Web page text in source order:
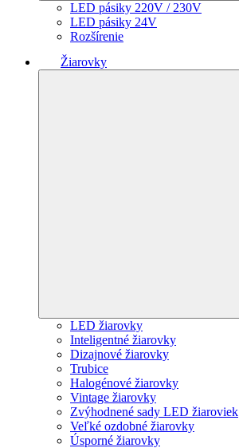
LED pásiky 220V / 230V
LED pásiky 24V
Rozšírenie
Žiarovky
LED žiarovky
Inteligentné žiarovky
Dizajnové žiarovky
Trubice
Halogénové žiarovky
Vintage žiarovky
Zvýhodnené sady LED žiaroviek
Veľké ozdobné žiarovky
Úsporné žiarovky